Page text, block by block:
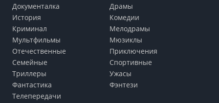
Документалка
Драмы
История
Комедии
Криминал
Мелодрамы
Мультфильмы
Мюзиклы
Отечественные
Приключения
Семейные
Cпортивные
Триллеры
Ужасы
Фантастика
Фэнтези
Телепередачи